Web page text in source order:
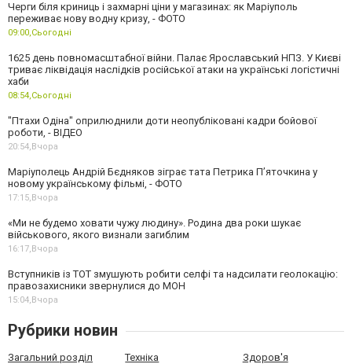
Черги біля криниць і захмарні ціни у магазинах: як Маріуполь
переживає нову водну кризу, - ФОТО
09:00,Сьогодні
1625 день повномасштабної війни. Палає Ярославський НПЗ. У Києві
триває ліквідація наслідків російської атаки на українські логістичні
хаби
08:54,Сьогодні
"Птахи Одіна" оприлюднили доти неопубліковані кадри бойової
роботи, - ВІДЕО
20:54,Вчора
Маріуполець Андрій Бєдняков зіграє тата Петрика П’яточкина у
новому українському фільмі, - ФОТО
17:15,Вчора
«Ми не будемо ховати чужу людину». Родина два роки шукає
військового, якого визнали загиблим
16:17,Вчора
Вступників із ТОТ змушують робити селфі та надсилати геолокацію:
правозахисники звернулися до МОН
15:04,Вчора
Рубрики новин
Загальний розділ Техніка Здоров'я